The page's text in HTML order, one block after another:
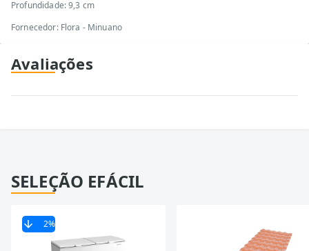
Profundidade: 9,3 cm
Fornecedor: Flora - Minuano
Avaliações
SELEÇÃO EFÁCIL
2%